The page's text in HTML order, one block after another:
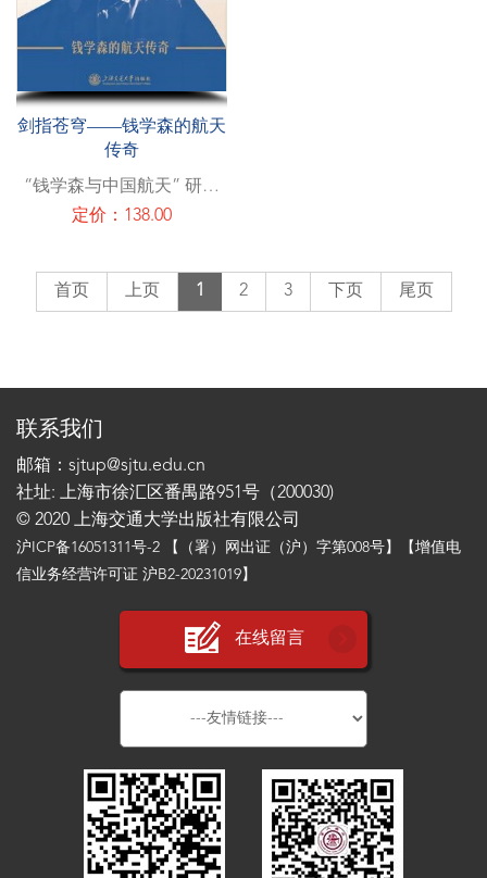
剑指苍穹——钱学森的航天
传奇
“钱学森与中国航天” 研究
组
定价：138.00
首页 上页 1 2 3 下页 尾页
联系我们
邮箱：sjtup@sjtu.edu.cn
社址: 上海市徐汇区番禺路951号（200030)
© 2020 上海交通大学出版社有限公司
沪ICP备16051311号-2 【（署）网出证（沪）字第008号】【增值电
信业务经营许可证 沪B2-20231019】
在线留言